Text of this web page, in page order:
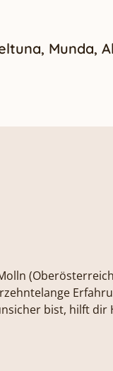
Munda,
bist, hilft